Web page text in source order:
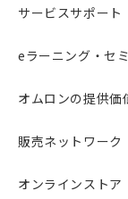
サービスサポート
eラーニング・セ
オムロンの提供価
販売ネットワーク
オンラインストア